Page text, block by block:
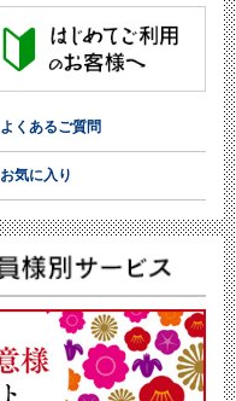
よくあるご質問
お気に入り